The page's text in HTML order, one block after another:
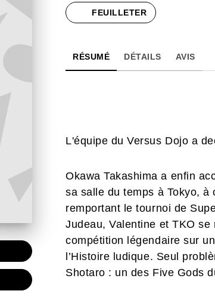
FEUILLETER
RÉSUMÉ DÉTAILS AVIS
L'équipe du Versus Dojo a
Okawa Takashima a enfin
sa salle du temps à Tokyo,
remportant le tournoi de
Judeau, Valentine et TKO
compétition légendaire sur
l’Histoire ludique. Seul
Shotaro : un des Five Gods